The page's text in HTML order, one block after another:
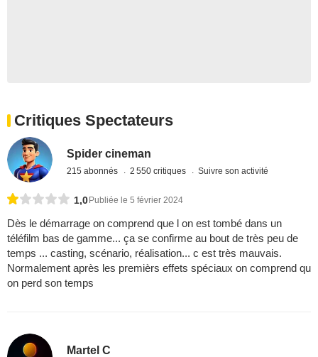
Critiques Spectateurs
Spider cineman
215 abonnés 2 550 critiques Suivre son activité
1,0 Publiée le 5 février 2024
Dès le démarrage on comprend que l on est tombé dans un
téléfilm bas de gamme... ça se confirme au bout de très peu de
temps ... casting, scénario, réalisation... c est très mauvais.
Normalement après les premièrs effets spéciaux on comprend qu
on perd son temps
Martel C